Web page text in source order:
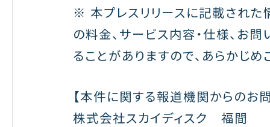
※ 本プレスリリースに記載された
の料金、サービス内容・仕様、お
ることがありますので、あらかじめ
【本件に関する報道機関からのお
株式会社スカイディスク 福間